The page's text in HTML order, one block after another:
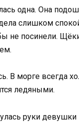
одна. Она
слишком
не посинели.
В морге всегда
ледяными.
руки девушки